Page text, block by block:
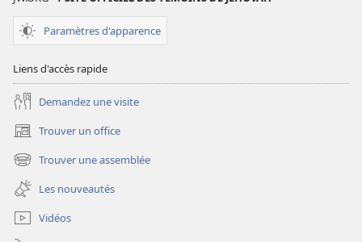
Paramètres d'apparence
Liens d'accès rapide
Demandez une visite
Trouver un office
(ouvre
une
nouvelle
fenêtre)
Trouver une assemblée
(ouvre
une
nouvelle
fenêtre)
Les nouveautés
Vidéos